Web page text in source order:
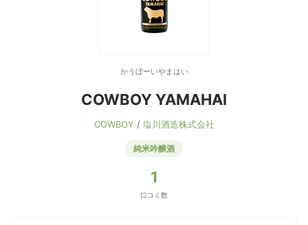
かうぼーいやまはい
COWBOY YAMAHAI
COWBOY / 塩川酒造株式会社
純米吟醸酒
1
口コミ数